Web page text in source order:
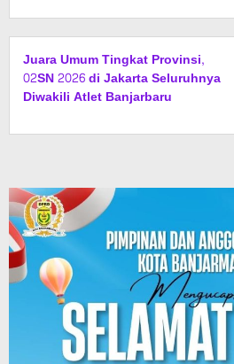
Juara Umum Tingkat Provinsi,
02SN 2026 di Jakarta Seluruhnya
Diwakili Atlet Banjarbaru